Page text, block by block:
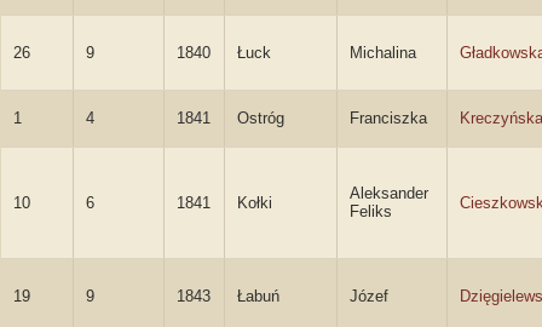
26 9 1840 Łuck Michalina
1 4 1841 Ostróg Franciszka Kreczyńska
10 6 1841 Kołki
Aleksander
Feliks
19 9 1843 Łabuń Józef